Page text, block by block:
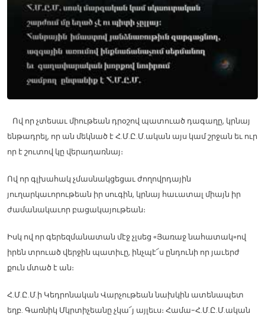
Ով որ չտեսաւ միութեան դրօշով պատուած դագաղը, կրնայ
ենթադրել, որ ան մեկնած է Հ.Մ.Ը.Մ.ական այս կամ շրջան եւ ուր
որ է շուտով կը վերադառնայ։
Ով որ գլխահակ չմասնակցեցաւ ժողովրդային
յուղարկաւորութեան իր սուգին, կրնայ հաւատալ միայն իր
ժամանակաւոր բացակայութեան։
Իսկ ով որ գերեզմանատան մէջ չլսեց «Յառաջ նահատակ»ով
իրեն տրուած վերջին պատիւը, ինչպէ՜ս ընդունի որ յաւերժ
քուն մտած է ան։
Հ.Մ.Ը.Մ.ի Կեդրոնական Վարչութեան նախկին ատենապետ
եղբ. Գառնիկ Մկրտիչեանը չկա՜յ այլեւս։ Համա-Հ.Մ.Ը.Մ.ական